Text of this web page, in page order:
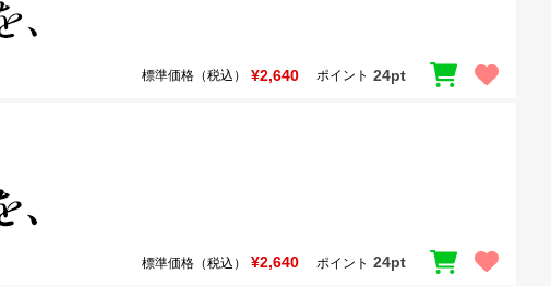
標準価格（税込） ¥2,640 ポイント 24pt
標準価格（税込） ¥2,640 ポイント 24pt